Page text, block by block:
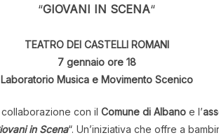
“GIOVANI IN SCENA“
TEATRO DEI CASTELLI ROMANI
7 gennaio ore 18
Laboratorio Musica e Movimento Scenico
collaborazione con il Comune di Albano e l’
in Scena“. Un’iniziativa che offre a